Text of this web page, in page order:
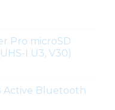
Pro microSD
I U3, V30)
Active Bluetooth